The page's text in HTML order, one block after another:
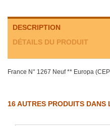
DESCRIPTION
DÉTAILS DU PRODUIT
France N° 1267 Neuf ** Europa
16 AUTRES PRODUITS DANS